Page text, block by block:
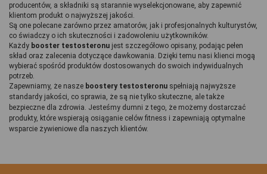
producentów, a składniki są starannie wyselekcjonowane, aby zapewnić
klientom produkt o najwyższej jakości.
Są one polecane zarówno przez amatorów, jak i profesjonalnych kulturystów,
co świadczy o ich skuteczności i zadowoleniu użytkowników.
Każdy booster testosteronu jest szczegółowo opisany, podając pełen
skład oraz zalecenia dotyczące dawkowania. Dzięki temu nasi klienci mogą
wybierać spośród produktów dostosowanych do swoich indywidualnych
potrzeb.
Zapewniamy, że nasze boostery testosteronu spełniają najwyższe
standardy jakości, co sprawia, że są nie tylko skuteczne, ale także
bezpieczne dla zdrowia. Jesteśmy dumni z tego, że możemy dostarczać
produkty, które wspierają osiąganie celów fitness i zapewniają optymalne
wsparcie żywieniowe dla naszych klientów.